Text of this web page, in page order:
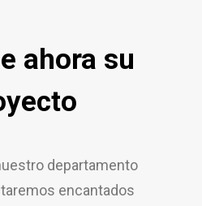
ahora su
departamento
encantados